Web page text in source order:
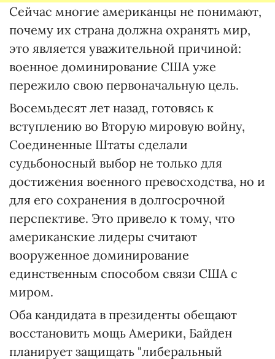
Сейчас многие американцы не понимают,
почему их страна должна охранять мир,
это является уважительной причиной:
военное доминирование США уже
пережило свою первоначальную цель.
Восемьдесят лет назад, готовясь к
вступлению во Вторую мировую войну,
Соединенные Штаты сделали
судьбоносный выбор не только для
достижения военного превосходства, но и
для его сохранения в долгосрочной
перспективе. Это привело к тому, что
американские лидеры считают
вооруженное доминирование
единственным способом связи США с
миром.
Оба кандидата в президенты обещают
восстановить мощь Америки, Байден
планирует защищать "либеральный